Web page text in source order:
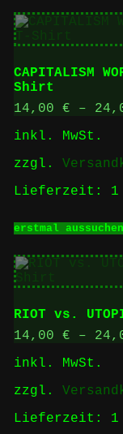
CAPITALISM
Shirt
14,00 € –
inkl. MwSt.
zzgl.
Lieferzeit: 1
erstmal aussuchen
RIOT vs.
14,00 € –
inkl. MwSt.
zzgl.
Lieferzeit: 1